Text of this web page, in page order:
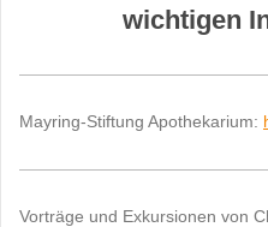
wichtigen
Mayring-Stiftung Apothekarium:
Vorträge und Exkursionen von